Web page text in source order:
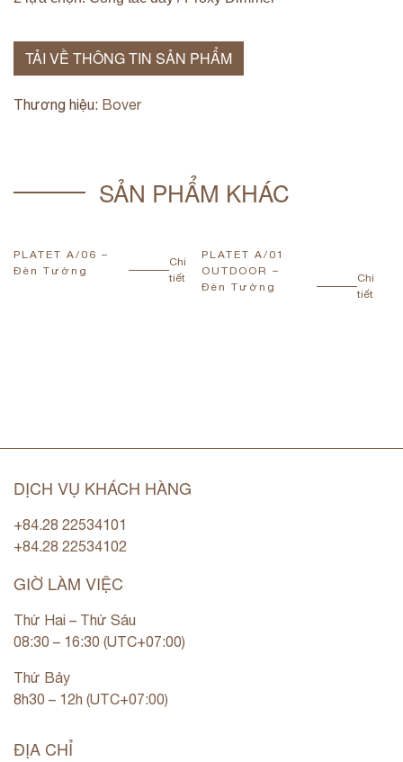
TẢI VỀ THÔNG TIN SẢN PHẨM
Thương hiệu: Bover
SẢN PHẨM KHÁC
PLATET A/06 –
Đèn Tường
Chi
tiết
PLATET A/01
OUTDOOR –
Đèn Tường
Chi
tiết
DỊCH VỤ KHÁCH HÀNG
+84.28 22534101
+84.28 22534102
GIỜ LÀM VIỆC
Thứ Hai – Thứ Sáu
08:30 – 16:30 (UTC+07:00)
Thứ Bảy
8h30 – 12h (UTC+07:00)
ĐỊA CHỈ